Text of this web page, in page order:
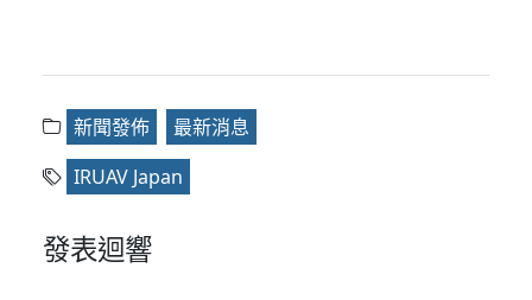
新聞發佈
最新消息
IRUAV Japan
發表迴響